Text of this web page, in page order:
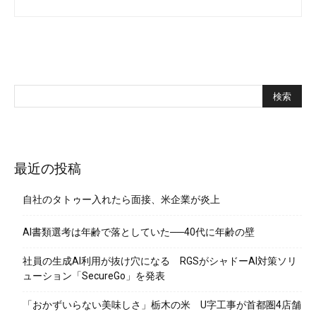
最近の投稿
自社のタトゥー入れたら面接、米企業が炎上
AI書類選考は年齢で落としていた──40代に年齢の壁
社員の生成AI利用が抜け穴になる RGSがシャドーAI対策ソリ
ューション「SecureGo」を発表
「おかずいらない美味しさ」栃木の米 U字工事が首都圏4店舗